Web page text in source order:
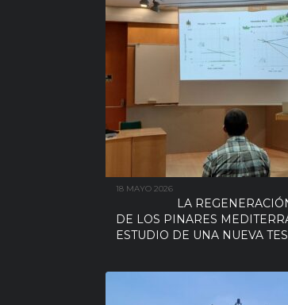
18 MAYO 2026
LA
DE LOS PINARES
ESTUDIO DE UNA NUEVA